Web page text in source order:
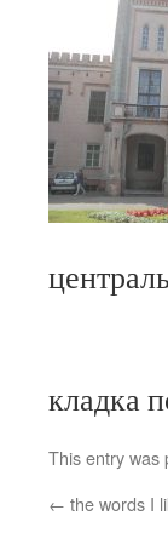
кладка
This entry was
← the words I